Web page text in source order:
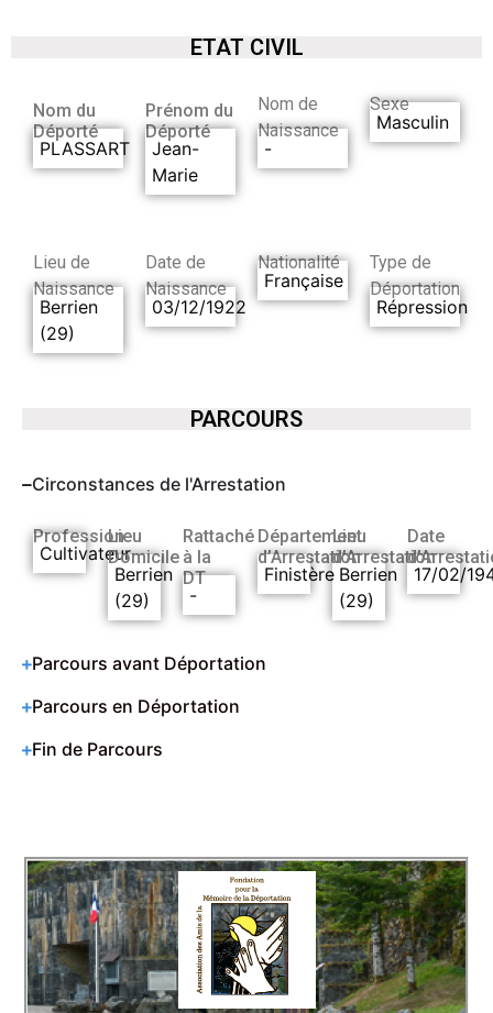
ETAT CIVIL
Nom du
Déporté
PLASSART
Prénom du
Déporté
Jean-
Marie
Nom de
Naissance
-
Sexe
Masculin
Lieu de
Naissance
Berrien
(29)
Date de
Naissance
03/12/1922
Nationalité
Française
Type de
Déportation
Répression
PARCOURS
Circonstances de l'Arrestation
Profession
Cultivateur
Lieu
Domicile
Berrien
(29)
Rattaché
à la
DT
-
Département
d’Arrestation
Finistère
Lieu
d’Arrestation
Berrien
(29)
Date
17/02/
Parcours avant Déportation
Parcours en Déportation
Fin de Parcours